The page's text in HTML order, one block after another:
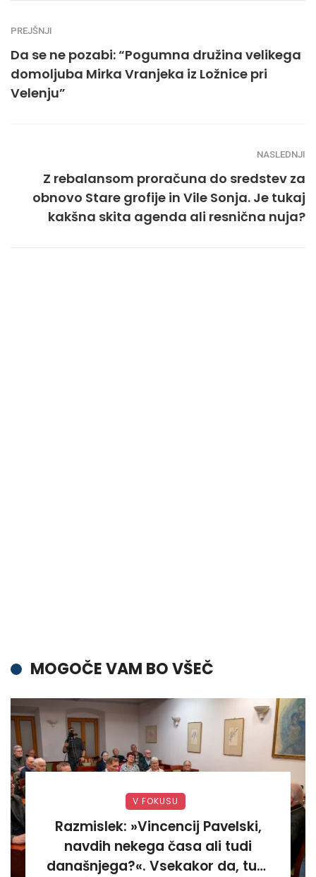
PREJŠNJI
Da se ne pozabi: “Pogumna družina velikega
domoljuba Mirka Vranjeka iz Ložnice pri
Velenju”
NASLEDNJI
Z rebalansom proračuna do sredstev za
obnovo Stare grofije in Vile Sonja. Je tukaj
kakšna skita agenda ali resnična nuja?
MOGOČE VAM BO VŠEČ
V FOKUSU
Razmislek: »Vincencij Pavelski,
navdih nekega časa ali tudi
današnjega?«. Vsekakor da, tudi